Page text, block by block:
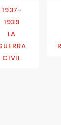
1937-
1939
LA
CIVIL